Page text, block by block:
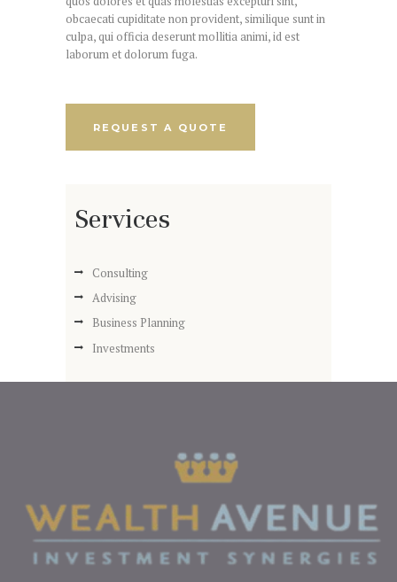
obcaecati cupiditate non provident, similique sunt in
culpa, qui officia deserunt mollitia animi, id est
laborum et dolorum fuga.
REQUEST A QUOTE
Services
Consulting
Advising
Business Planning
Investments